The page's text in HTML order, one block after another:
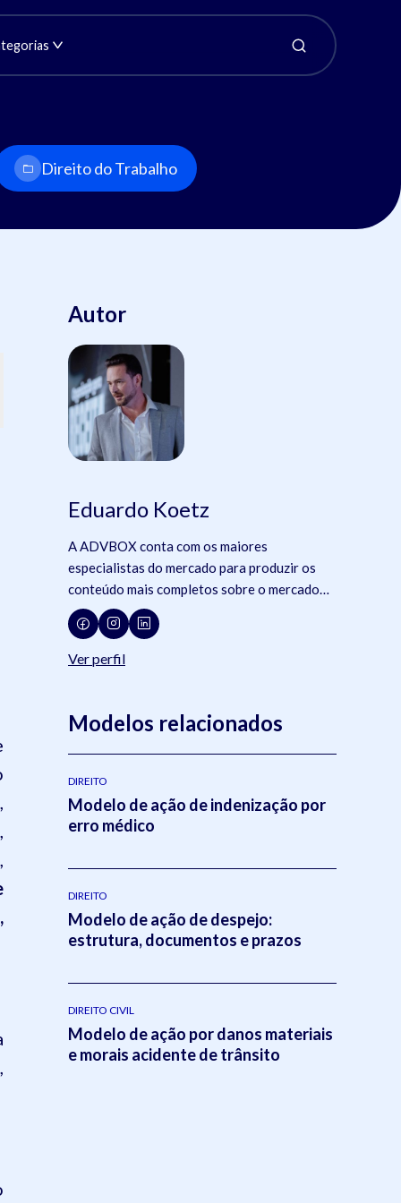
Direito do Trabalho
,
Autor
Eduardo Koetz
A ADVBOX conta com os maiores
especialistas do mercado para produzir os
conteúdo mais completos sobre o mercado
jurídico, tecnologia e advocacia.
Ver perfil
Modelos relacionados
DIREITO
Modelo de ação de indenização por
erro médico
DIREITO
Modelo de ação de despejo:
estrutura, documentos e prazos
DIREITO CIVIL
Modelo de ação por danos materiais
e morais acidente de trânsito